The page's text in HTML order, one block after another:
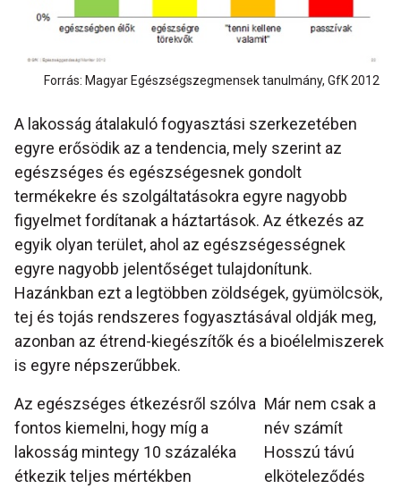
Forrás: Magyar Egészségszegmensek tanulmány, GfK 2012
A lakosság átalakuló fogyasztási szerkezetében
egyre erősödik az a tendencia, mely szerint az
egészséges és egészségesnek gondolt
termékekre és szolgáltatásokra egyre nagyobb
figyelmet fordítanak a háztartások. Az étkezés az
egyik olyan terület, ahol az egészségességnek
egyre nagyobb jelentőséget tulajdonítunk.
Hazánkban ezt a legtöbben zöldségek, gyümölcsök,
tej és tojás rendszeres fogyasztásával oldják meg,
azonban az étrend-kiegészítők és a bioélelmiszerek
is egyre népszerűbbek.
Már nem csak a
név számít
Hosszú távú
elköteleződés
Az egészséges étkezésről szólva
fontos kiemelni, hogy míg a
lakosság mintegy 10 százaléka
étkezik teljes mértékben